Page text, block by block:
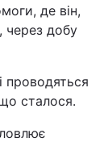
де він,
через добу
проводяться
сталося.